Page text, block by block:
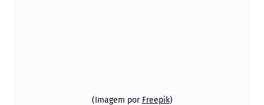
(Imagem por Freepik)